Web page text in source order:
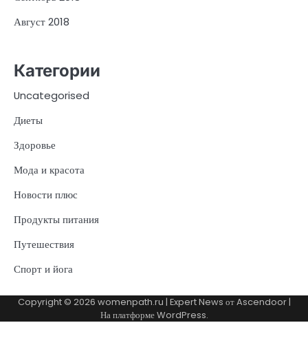
Август 2018
Категории
Uncategorised
Диеты
Здоровье
Мода и красота
Новости плюс
Продукты питания
Путешествия
Спорт и йога
Copyright © 2026 womenpath.ru | Expert News отAscendoor|
На платформеWordPress.